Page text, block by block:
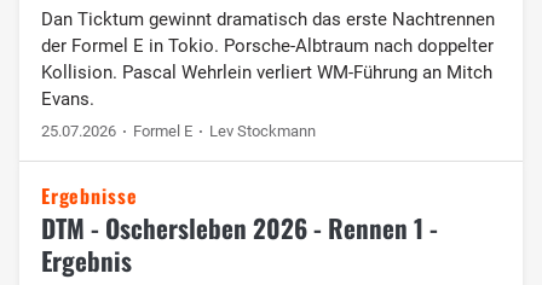
Dan Ticktum gewinnt dramatisch das erste Nachtrennen
der Formel E in Tokio. Porsche-Albtraum nach doppelter
Kollision. Pascal Wehrlein verliert WM-Führung an Mitch
Evans.
25.07.2026 Formel E Lev Stockmann
Ergebnisse
DTM - Oschersleben 2026 - Rennen 1 -
Ergebnis